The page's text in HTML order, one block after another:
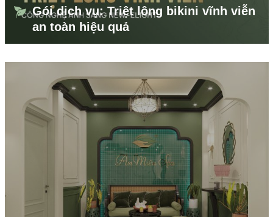
Gói dịch vụ: Triệt lông bikini vĩnh viễn
an toàn hiệu quả